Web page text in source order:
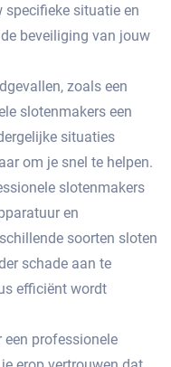
situatie en
beveiliging van jouw
zoals een
slotenmakers een
situaties
om je snel te helpen.
slotenmakers
en
soorten sloten
schade aan te
efficiënt wordt
een professionele